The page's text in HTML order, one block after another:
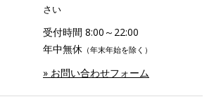
さい
受付時間 8:00～22:00
年中無休 （年末年始を除く）
» お問い合わせフォーム